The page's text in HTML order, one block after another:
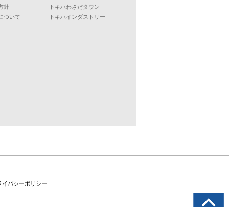
針
ついて
トキハわさだタウン
トキハインダストリー
イバシーポリシー